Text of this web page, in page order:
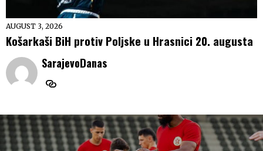
AUGUST 3, 2026
Košarkaši BiH protiv Poljske u Hrasnici 20. augusta
SarajevoDanas